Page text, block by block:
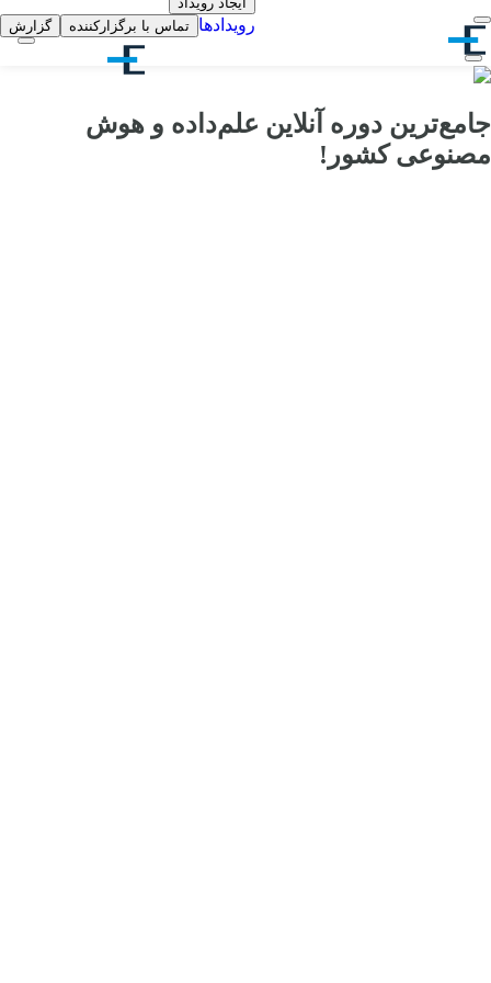
رویدادها تماس با برگزارکننده گزارش
جامع‌ترین دوره آنلاین علم‌داده و هوش
مصنوعی کشور!